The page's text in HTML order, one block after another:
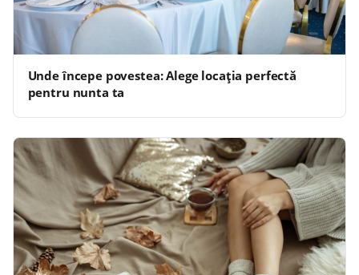
Unde începe povestea: Alege locația perfectă
pentru nunta ta